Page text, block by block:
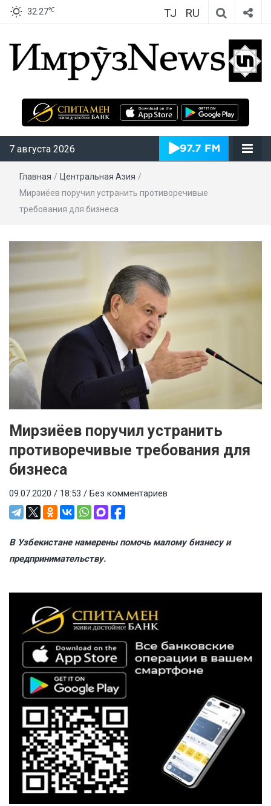
32.27℃ TJ RU
ИмрӯзNews
7 августа 2026
Главная / Центральная Азия /
Мирзиёев поручил устранить противоречивые
требования для бизнеса
Мирзиёев поручил устранить
противоречивые требования для
бизнеса
09.07.2020 / 18:53 / Без комментариев
В Узбекистане намерены помочь малому бизнесу и
предпринимательству.